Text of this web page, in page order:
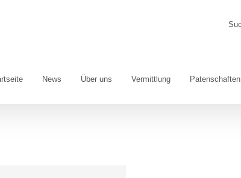
News Über uns Vermittlung Patenschaften